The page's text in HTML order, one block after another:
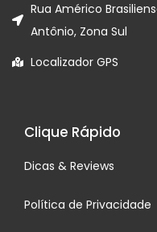
Rua Américo
Antônio, Zona Sul
Localizador GPS
Clique Rápido
Dicas & Reviews
Política de Privacidade